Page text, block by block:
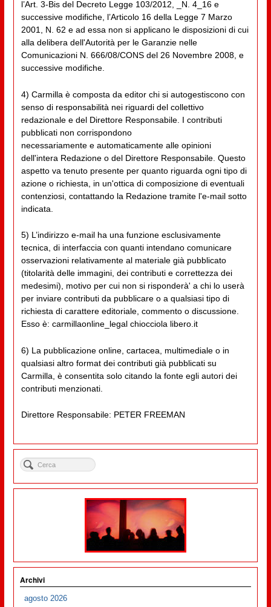
l’Art. 3-Bis del Decreto Legge 103/2012, _N. 4_16 e
successive modifiche, l’Articolo 16 della Legge 7 Marzo
2001, N. 62 e ad essa non si applicano le disposizioni di cui
alla delibera dell'Autorità per le Garanzie nelle
Comunicazioni N. 666/08/CONS del 26 Novembre 2008, e
successive modifiche.
4) Carmilla è composta da editor chi si autogestiscono con
senso di responsabilità nei riguardi del collettivo
redazionale e del Direttore Responsabile. I contributi
pubblicati non corrispondono
necessariamente e automaticamente alle opinioni
dell'intera Redazione o del Direttore Responsabile. Questo
aspetto va tenuto presente per quanto riguarda ogni tipo di
azione o richiesta, in un'ottica di composizione di eventuali
contenziosi, contattando la Redazione tramite l'e-mail sotto
indicata.
5) L’indirizzo e-mail ha una funzione esclusivamente
tecnica, di interfaccia con quanti intendano comunicare
osservazioni relativamente al materiale già pubblicato
(titolarità delle immagini, dei contributi e correttezza dei
medesimi), motivo per cui non si risponderà' a chi lo userà
per inviare contributi da pubblicare o a qualsiasi tipo di
richiesta di carattere editoriale, commento o discussione.
Esso è: carmillaonline_legal chiocciola libero.it
6) La pubblicazione online, cartacea, multimediale o in
qualsiasi altro format dei contributi già pubblicati su
Carmilla, è consentita solo citando la fonte egli autori dei
contributi menzionati.
Direttore Responsabile: PETER FREEMAN
Archivi
agosto 2026